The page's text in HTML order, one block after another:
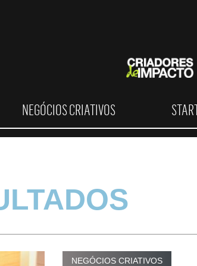
NEGÓCIOS CRIATIVOS
NEGÓCIOS CRIATIVOS